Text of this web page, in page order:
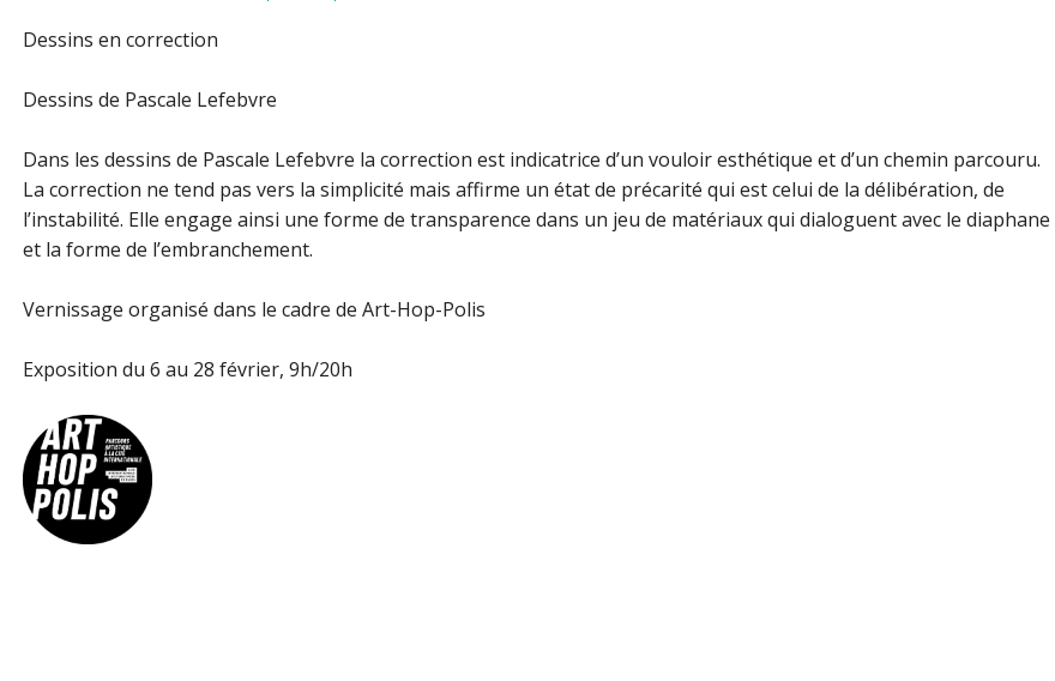
Dessins en correction
Dessins de Pascale Lefebvre
Dans les dessins de Pascale Lefebvre la correction est indicatrice d’un vouloir esthétique et d’un chemin parcouru.
La correction ne tend pas vers la simplicité mais affirme un état de précarité qui est celui de la délibération, de
l’instabilité. Elle engage ainsi une forme de transparence dans un jeu de matériaux qui dialoguent avec le diaphane
et la forme de l’embranchement.
Vernissage organisé dans le cadre de Art-Hop-Polis
Exposition du 6 au 28 février, 9h/20h